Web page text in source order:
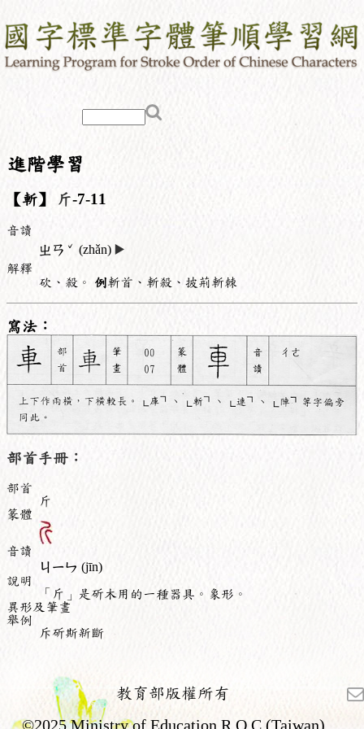
進階學習
【斬】 斤-7-11
音讀
ㄓㄢ ˇ (zhǎn) ▶️
解釋
砍、殺。 例斬首、斬殺、披荊斬棘
寫法：
部首手冊：
部首
斤
篆體
音讀
ㄐㄧㄣ (jīn)
說明
「斤」是斫木用的一種器具。象形。
異形及筆畫
舉例
斥斫斯新斷
教育部版權所有
©2025 Ministry of Education,R.O.C.(Taiwan)